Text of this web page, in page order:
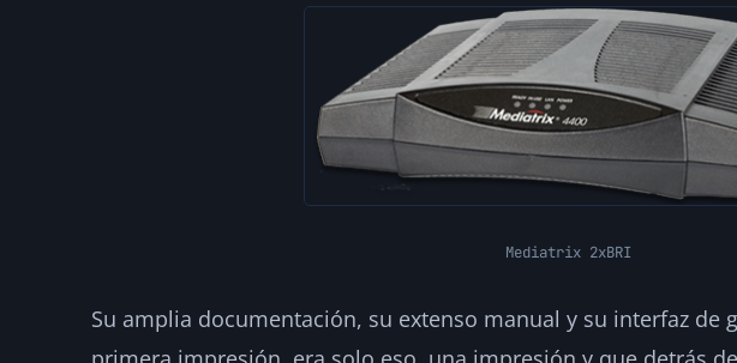
Mediatrix 2xBRI
Su amplia documentación, su extenso manual y su interfaz de